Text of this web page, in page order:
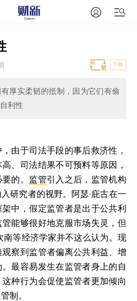
T中
厚实柔韧的抵制，因为它们有偷
利性
于司法手段的事后救济性，
、司法结果不可预料等原因，
的。 监管引入之后，监管机构
研究者的视野。阿瑟·庇古在一
中，假定监管者是出于公共利
能够很好地克服市场失灵，但
南等经济学家并不这么认为。现
察到监管者偏离公共利益、增
最容易发生在监管者身上的自
种行为会促使监管者更加倾向
制。